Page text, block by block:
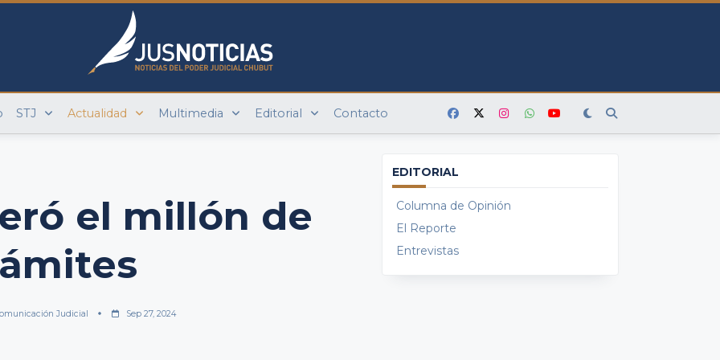
STJ Actualidad Multimedia Editorial Contacto
el millón de
Judicial Sep 27, 2024
EDITORIAL
Columna de Opinión
El Reporte
Entrevistas